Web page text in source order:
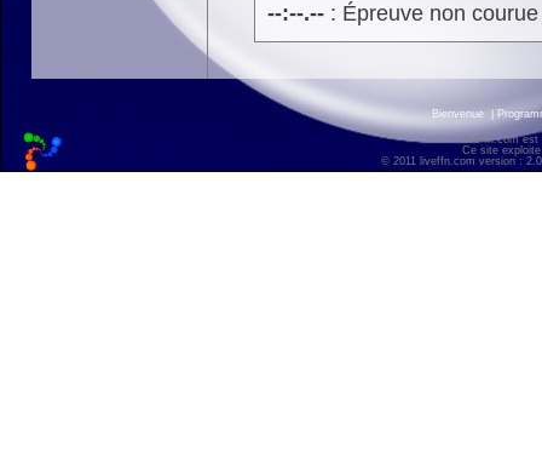
--:--.--: Épreuve non
Bienvenue
liveffn.com est
Ce site
© 2011 liveffn.com version :